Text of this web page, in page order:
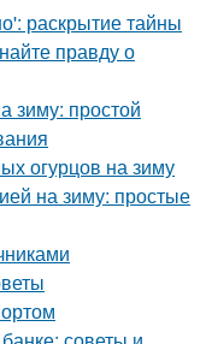
раскрытие тайны
правду о
зиму: простой
огурцов на зиму
на зиму: простые